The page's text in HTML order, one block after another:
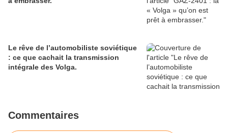
Le rêve de l’automobiliste soviétique
: ce que cachait la transmission
intégrale des Volga.
Commentaires